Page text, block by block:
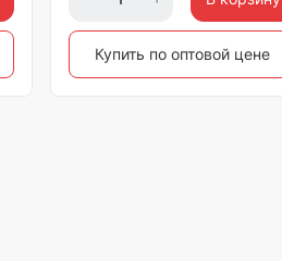
Купить по оптовой цене